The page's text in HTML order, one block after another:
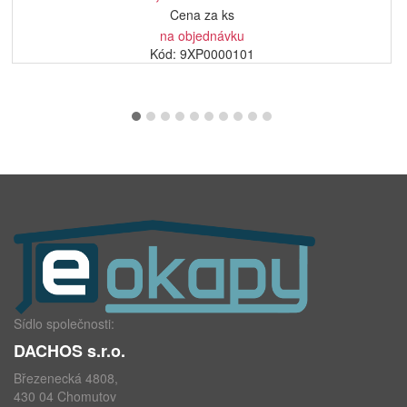
Cena za ks
na objednávku
Kód: 9XP0000101
Sídlo společnosti:
DACHOS s.r.o.
Březenecká 4808,
430 04 Chomutov